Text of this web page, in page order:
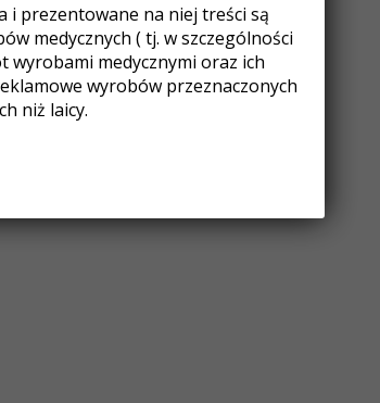
i prezentowane na niej treści są
medycznych ( tj. w szczególności
wyrobami medycznymi oraz ich
wyrobów przeznaczonych
niż laicy.